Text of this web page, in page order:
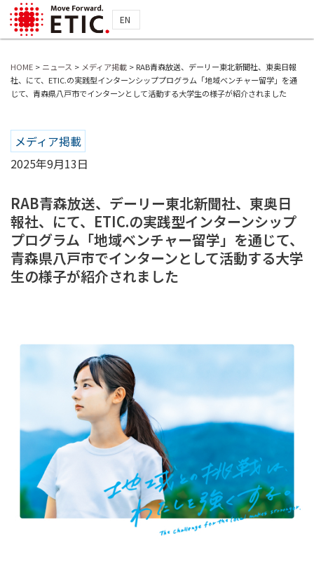
EN
HOME > ニュース > メディア掲載 > RAB青森放送、デーリー東北新聞社、東奥日報
社、にて、ETIC.の実践型インターンシッププログラム「地域ベンチャー留学」を通
じて、青森県八戸市でインターンとして活動する大学生の様子が紹介されました
メディア掲載
2025年9月13日
RAB青森放送、デーリー東北新聞社、東奥日
報社、にて、ETIC.の実践型インターンシップ
プログラム「地域ベンチャー留学」を通じて、
青森県八戸市でインターンとして活動する大学
生の様子が紹介されました